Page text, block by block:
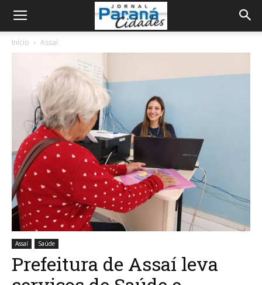
Início Assaí
Assaí Saúde
Prefeitura de Assaí leva